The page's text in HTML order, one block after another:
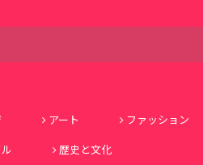
アート ファッション
歴史と文化